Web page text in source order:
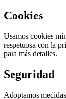
Cookies
Usamos cookies
respetuosa con la
para más detalles.
Seguridad
Adoptamos